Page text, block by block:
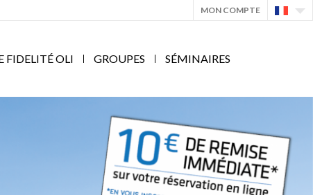
MON COMPTE
FIDELITÉ OLI GROUPES SÉMINAIRES